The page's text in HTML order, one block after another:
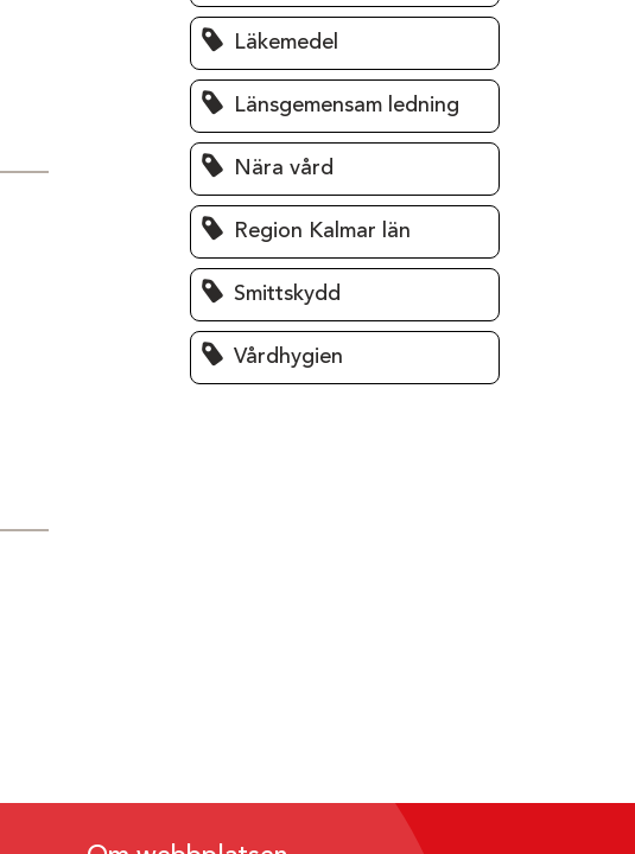
Läkemedel
Länsgemensam ledning
Nära vård
Region Kalmar län
Smittskydd
Vårdhygien